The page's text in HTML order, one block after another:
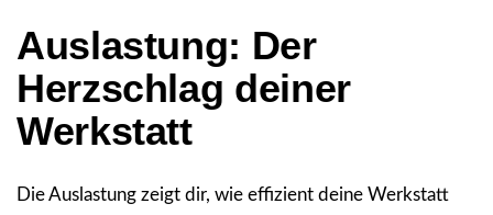
Auslastung: Der
Herzschlag deiner
Werkstatt
Die Auslastung zeigt dir, wie effizient deine Werkstatt